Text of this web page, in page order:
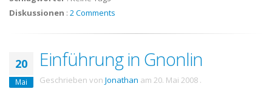
Diskussionen : 2 Comments
20
Mai
Einführung in Gnonlin
Geschrieben von Jonathan am 20. Mai 2008 .